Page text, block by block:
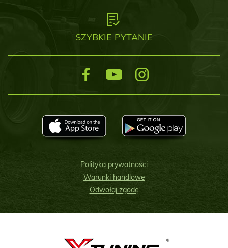
SZYBKIE PYTANIE
Polityka prywatności
Warunki handlowe
Odwołaj zgodę